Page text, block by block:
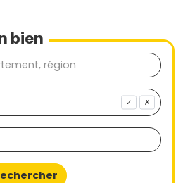
les meilleures opportunités
Atlantique sur Vivre dans le
bien
✓ ✗